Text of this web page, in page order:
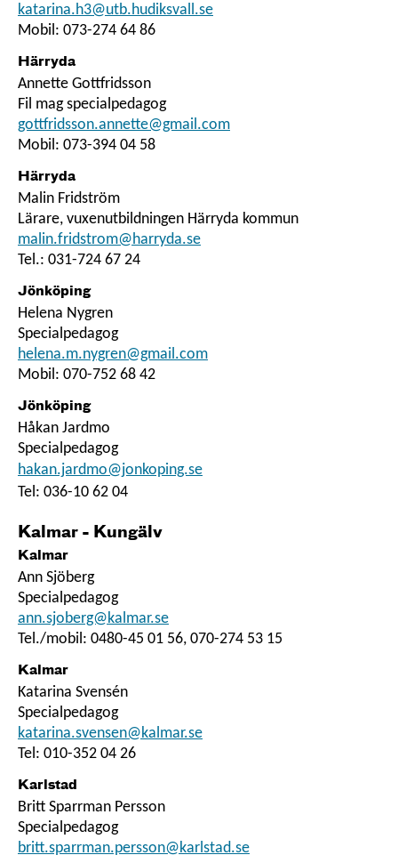
katarina.h3@utb.hudiksvall.se
Mobil: 073-274 64 86
Härryda
Annette Gottfridsson
Fil mag specialpedagog
gottfridsson.annette@gmail.com
Mobil: 073-394 04 58
Härryda
Malin Fridström
Lärare, vuxenutbildningen Härryda kommun
malin.fridstrom@harryda.se
Tel.: 031-724 67 24
Jönköping
Helena Nygren
Specialpedagog
helena.m.nygren@gmail.com
Mobil: 070-752 68 42
Jönköping
Håkan Jardmo
Specialpedagog
hakan.jardmo@jonkoping.se
Tel: 036-10 62 04
Kalmar - Kungälv
Kalmar
Ann Sjöberg
Specialpedagog
ann.sjoberg@kalmar.se
Tel./mobil: 0480-45 01 56, 070-274 53 15
Kalmar
Katarina Svensén
Specialpedagog
katarina.svensen@kalmar.se
Tel: 010-352 04 26
Karlstad
Britt Sparrman Persson
Specialpedagog
britt.sparrman.persson@karlstad.se